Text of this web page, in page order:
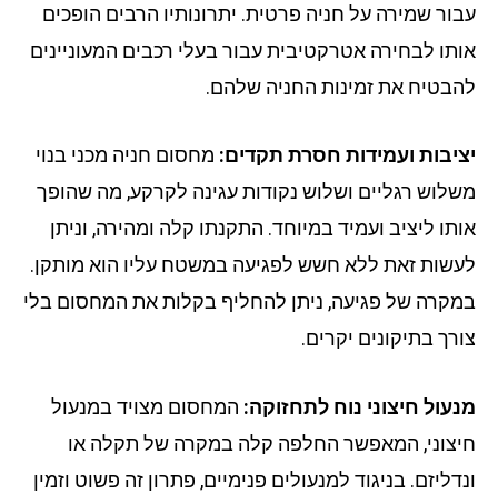
שמירה על חניה פרטית. יתרונותיו הרבים הופכים
לבחירה אטרקטיבית עבור בעלי רכבים המעוניינים
את זמינות החניה שלהם.
ועמידות חסרת תקדים:מחסום חניה מכני בנוי
רגליים ושלוש נקודות עגינה לקרקע, מה שהופך
ליציב ועמיד במיוחד. התקנתו קלה ומהירה, וניתן
זאת ללא חשש לפגיעה במשטח עליו הוא מותקן.
של פגיעה, ניתן להחליף בקלות את המחסום בלי
בתיקונים יקרים.
חיצוני נוח לתחזוקה:המחסום מצויד במנעול
המאפשר החלפה קלה במקרה של תקלה או
בניגוד למנעולים פנימיים, פתרון זה פשוט וזמין